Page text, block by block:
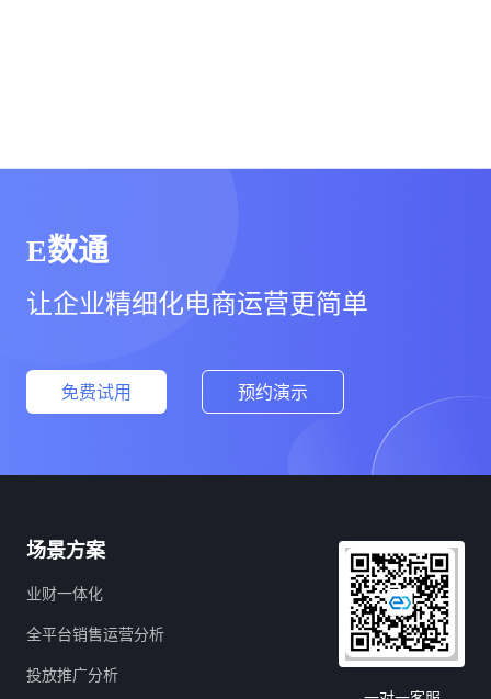
E数通
让企业精细化电商运营更简单
免费试用 预约演示
场景方案
业财一体化
全平台销售运营分析
投放推广分析